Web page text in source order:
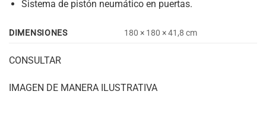
Sistema de pistón neumático en puertas.
DIMENSIONES 180 × 180 × 41,8 cm
CONSULTAR
IMAGEN DE MANERA ILUSTRATIVA